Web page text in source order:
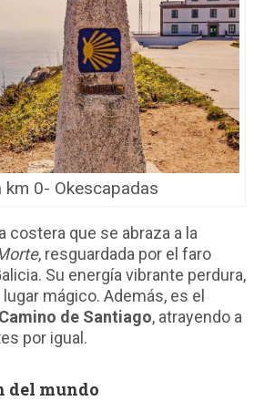
km 0- Okescapadas
costera que se abraza a la
, resguardada por el faro
Su energía vibrante perdura,
mágico. Además, es el
de Santiago, atrayendo a
por igual.
del mundo